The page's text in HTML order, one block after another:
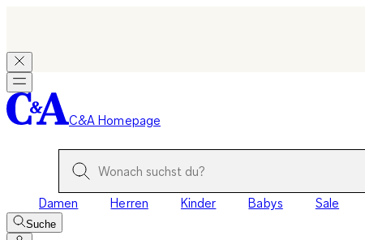
C&A Homepage
Damen Herren Kinder Babys Sale
Suche